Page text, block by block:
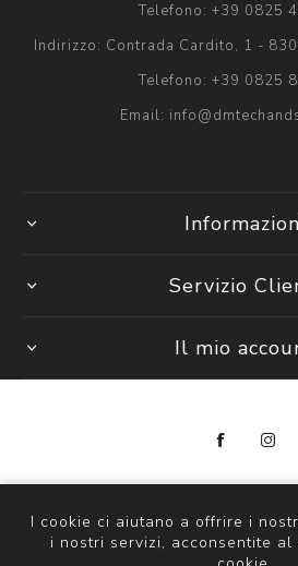
Telefono: +39 0825
Indirizzo: Contrada Cardito, 1 -
Telefono: +39 0825
Email:
Servizio
Il mio
P. Iva
Powered by
I cookie ci aiutano a offrire i
i nostri servizi, acconsentite